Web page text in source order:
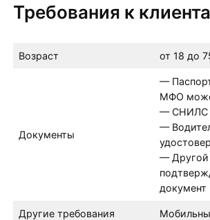
Требования к
Возраст от 18 до
Документы
—
МФО
— СНИЛС
—
— Другой
документ
Другие требования